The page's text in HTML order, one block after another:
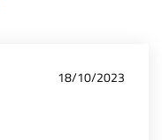
18/10/2023